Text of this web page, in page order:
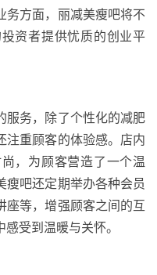
务方面，丽减美瘦吧将不
资者提供忧质的创业平
服务， 除了个性化的减肥
注重顾客的体验感。店内
，为顾客营造了一个温
瘦吧还定期举办各种会员
座等，增强顾客之间的互
受到温暖与关怀。